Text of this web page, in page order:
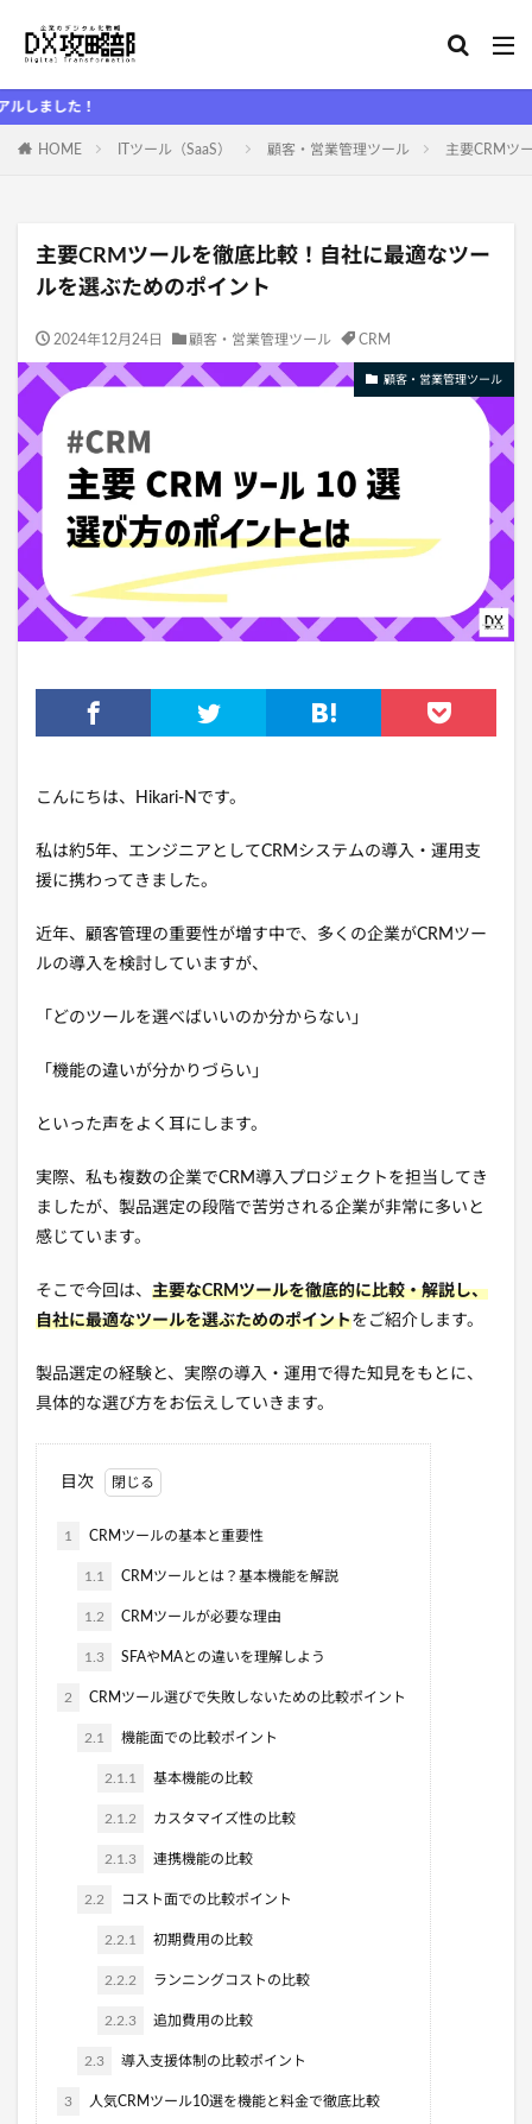
HOME ITツール（SaaS） 顧客・営業管理ツール 主要CRMツ
主要CRMツールを徹底比較！自社に最適なツー
ルを選ぶためのポイント
2024年12月24日 顧客・営業管理ツール CRM
顧客・営業管理ツール
こんにちは、Hikari-Nです。
私は約5年、エンジニアとしてCRMシステムの導入・運用支
援に携わってきました。
近年、顧客管理の重要性が増す中で、多くの企業がCRMツー
ルの導入を検討していますが、
「どのツールを選べばいいのか分からない」
「機能の違いが分かりづらい」
といった声をよく耳にします。
実際、私も複数の企業でCRM導入プロジェクトを担当してき
ましたが、製品選定の段階で苦労される企業が非常に多いと
感じています。
そこで今回は、 主要なCRMツールを徹底的に比較・解説し、
自社に最適なツールを選ぶためのポイントをご紹介します。
製品選定の経験と、実際の導入・運用で得た知見をもとに、
具体的な選び方をお伝えしていきます。
目次
1 CRMツールの基本と重要性
1.1 CRMツールとは？基本機能を解説
1.2 CRMツールが必要な理由
1.3 SFAやMAとの違いを理解しよう
2 CRMツール選びで失敗しないための比較ポイント
2.1 機能面での比較ポイント
2.1.1 基本機能の比較
2.1.2 カスタマイズ性の比較
2.1.3 連携機能の比較
2.2 コスト面での比較ポイント
2.2.1 初期費用の比較
2.2.2 ランニングコストの比較
2.2.3 追加費用の比較
2.3 導入支援体制の比較ポイント
3 人気CRMツール10選を機能と料金で徹底比較